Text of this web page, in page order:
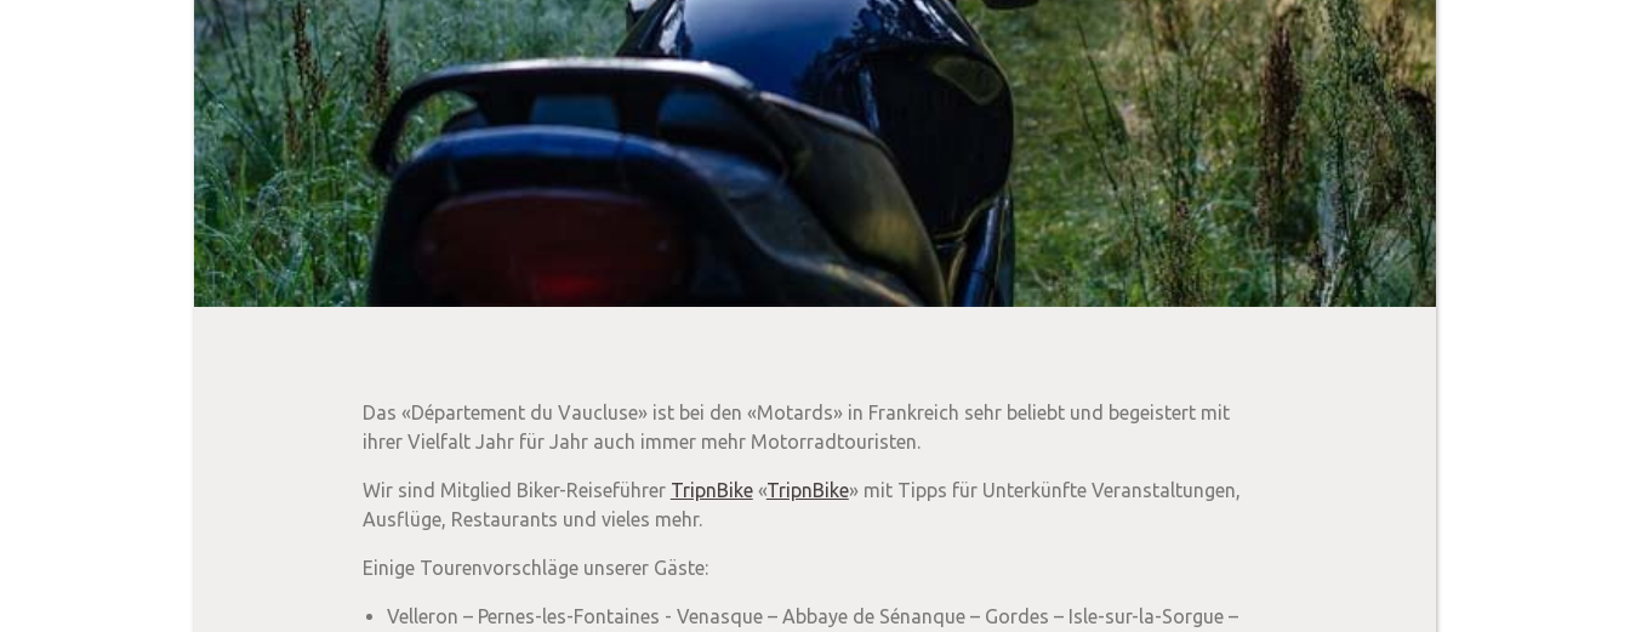
Das «Département du Vaucluse» ist bei den «Motards» in Frankreich sehr beliebt und begeistert mit
ihrer Vielfalt Jahr für Jahr auch immer mehr Motorradtouristen.
Wir sind Mitglied Biker-Reiseführer TripnBike«TripnBike» mit Tipps für Unterkünfte Veranstaltungen,
Ausflüge, Restaurants und vieles mehr.
Einige Tourenvorschläge unserer Gäste:
Velleron – Pernes-les-Fontaines - Venasque – Abbaye de Sénanque – Gordes – Isle-sur-la-Sorgue –